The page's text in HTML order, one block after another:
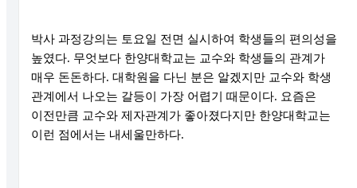
박사 과정강의는 토요일 전면 실시하여 학생들의 편의성을
높였다. 무엇보다 한양대학교는 교수와 학생들의 관계가
매우 돈돈하다. 대학원을 다닌 분은 알겠지만 교수와 학생
관계에서 나오는 갈등이 가장 어렵기 때문이다. 요즘은
이전만큼 교수와 제자관계가 좋아졌다지만 한양대학교는
이런 점에서는 내세울만하다.